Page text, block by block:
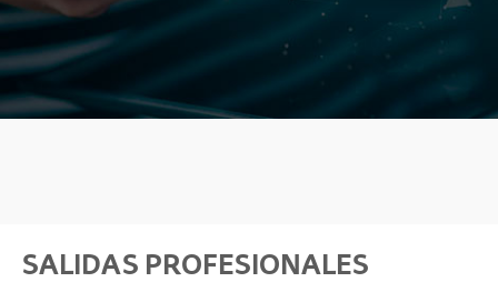
SALIDAS PROFESIONALES